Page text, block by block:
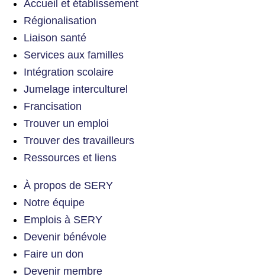
Accueil et établissement
Régionalisation
Liaison santé
Services aux familles
Intégration scolaire
Jumelage interculturel
Francisation
Trouver un emploi
Trouver des travailleurs
Ressources et liens
À propos de SERY
Notre équipe
Emplois à SERY
Devenir bénévole
Faire un don
Devenir membre